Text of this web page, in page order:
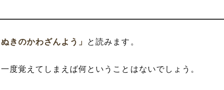
きのかわざんよう」 と読みます。
度覚えてしまえば何ということはないでしょう。